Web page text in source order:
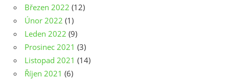
Březen 2022 (12)
Únor 2022 (1)
Leden 2022 (9)
Prosinec 2021 (3)
Listopad 2021 (14)
Říjen 2021 (6)